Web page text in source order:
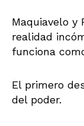
Maquiavelo y
realidad
funciona
El primero
del poder.